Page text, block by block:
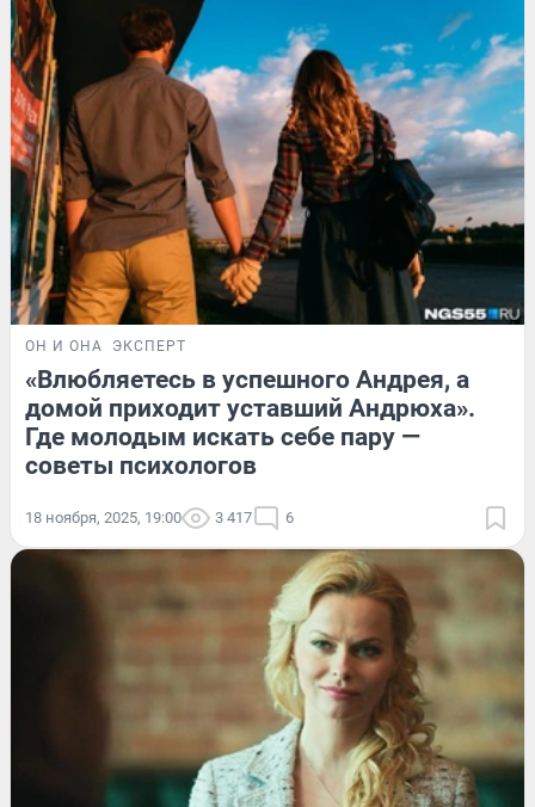
ОН И ОНА ЭКСПЕРТ
«Влюбляетесь в успешного Андрея, а
домой приходит уставший Андрюха».
Где молодым искать себе пару —
советы психологов
18 ноября, 2025, 19:00 3 417 6